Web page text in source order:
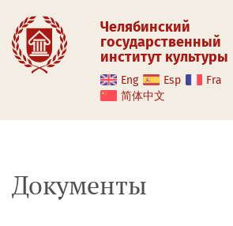
Челябинский
государственный
институт культуры
Eng Esp
Fra
简体中文
Документы